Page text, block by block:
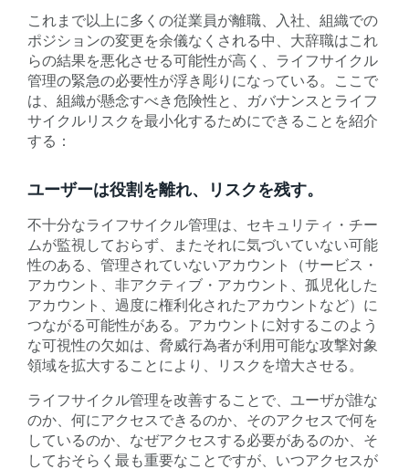
これまで以上に多くの従業員が離職、入社、組織での
ポジションの変更を余儀なくされる中、大辞職はこれ
らの結果を悪化させる可能性が高く、ライフサイクル
管理の緊急の必要性が浮き彫りになっている。ここで
は、組織が懸念すべき危険性と、ガバナンスとライフ
サイクルリスクを最小化するためにできることを紹介
する：
ユーザーは役割を離れ、リスクを残す。
不十分なライフサイクル管理は、セキュリティ・チー
ムが監視しておらず、またそれに気づいていない可能
性のある、管理されていないアカウント（サービス・
アカウント、非アクティブ・アカウント、孤児化した
アカウント、過度に権利化されたアカウントなど）に
つながる可能性がある。アカウントに対するこのよう
な可視性の欠如は、脅威行為者が利用可能な攻撃対象
領域を拡大することにより、リスクを増大させる。
ライフサイクル管理を改善することで、ユーザが誰な
のか、何にアクセスできるのか、そのアクセスで何を
しているのか、なぜアクセスする必要があるのか、そ
しておそらく最も重要なことですが、いつアクセスが